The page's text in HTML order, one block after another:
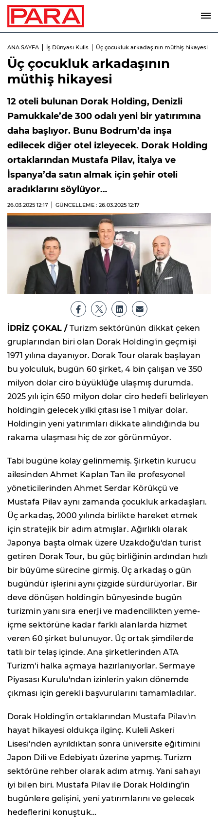
ANA SAYFA İş Dünyası Kulis Üç çocukluk arkadaşının müthiş hikayesi
Üç çocukluk arkadaşının
müthiş hikayesi
12 oteli bulunan Dorak Holding, Denizli
Pamukkale’de 300 odalı yeni bir yatırımına
daha başlıyor. Bunu Bodrum’da inşa
edilecek diğer otel izleyecek. Dorak Holding
ortaklarından Mustafa Pilav, İtalya ve
İspanya’da satın almak için şehir oteli
aradıklarını söylüyor…
26.03.2025 12:17 GÜNCELLEME : 26.03.2025 12:17
İDRİZ ÇOKAL /Turizm sektörünün dikkat çeken
gruplarından biri olan Dorak Holding'in geçmişi
1971 yılına dayanıyor. Dorak Tour olarak başlayan
bu yolculuk, bugün 60 şirket, 4 bin çalışan ve 350
milyon dolar ciro büyüklüğe ulaşmış durumda.
2025 yılı için 650 milyon dolar ciro hedefi belirleyen
holdingin gelecek yılki çıtası ise 1 milyar dolar.
Holdingin yeni yatırımları dikkate alındığında bu
rakama ulaşması hiç de zor görünmüyor.
Tabi bugüne kolay gelinmemiş. Şirketin kurucu
ailesinden Ahmet Kaplan Tan ile profesyonel
yöneticilerinden Ahmet Serdar Körükçü ve
Mustafa Pilav aynı zamanda çocukluk arkadaşları.
Üç arkadaş, 2000 yılında birlikte hareket etmek
için stratejik bir adım atmışlar. Ağırlıklı olarak
Japonya başta olmak üzere Uzakdoğu'dan turist
getiren Dorak Tour, bu güç birliğinin ardından hızlı
bir büyüme sürecine girmiş. Üç arkadaş o gün
bugündür işlerini aynı çizgide sürdürüyorlar. Bir
deve dönüşen holdingin bünyesinde bugün
turizmin yanı sıra enerji ve madencilikten yeme-
içme sektörüne kadar farklı alanlarda hizmet
veren 60 şirket bulunuyor. Üç ortak şimdilerde
tatlı bir telaş içinde. Ana şirketlerinden ATA
Turizm'i halka açmaya hazırlanıyorlar. Sermaye
Piyasası Kurulu'ndan izinlerin yakın dönemde
çıkması için gerekli başvurularını tamamladılar.
Dorak Holding'in ortaklarından Mustafa Pilav'ın
hayat hikayesi oldukça ilginç. Kuleli Askeri
Lisesi'nden ayrıldıktan sonra üniversite eğitimini
Japon Dili ve Edebiyatı üzerine yapmış. Turizm
sektörüne rehber olarak adım atmış. Yani sahayı
iyi bilen biri. Mustafa Pilav ile Dorak Holding'in
bugünlere gelişini, yeni yatırımlarını ve gelecek
hedeflerini konuştuk…